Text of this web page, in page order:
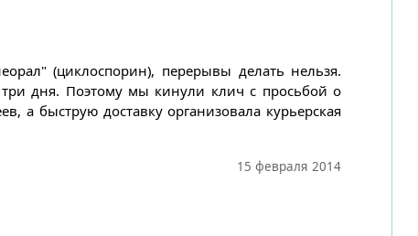
(циклоспорин), перерывы делать нельзя.
три дня. Поэтому мы кинули клич с просьбой о
а быструю доставку организовала курьерская
15 февраля 2014